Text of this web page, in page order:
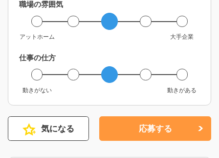
職場の雰囲気
アットホーム 大手企業
仕事の仕方
動きがない 動きがある
気になる 応募する